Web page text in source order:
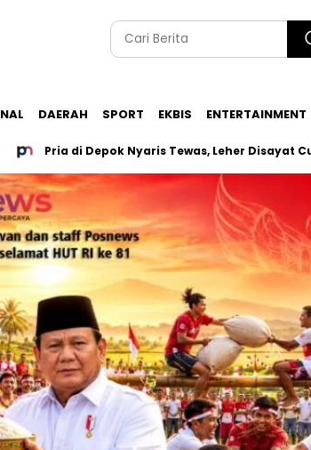
DAERAH SPORT EKBIS ENTERTAINMENT
Pria di Depok Nyaris Tewas, Leher Disayat Cutter